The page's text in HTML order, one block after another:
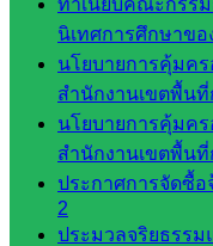
ทำเนียบคณะกรรม
นิเทศการศึกษาข
นโยบายการคุ้มค
สำนักงานเขตพื้น
นโยบายการคุ้มค
สำนักงานเขตพื้น
ประกาศการจัดซื้
2
ประมวลจริยธรรม
จัดการ
ศึกษา
กลุ่ม
บริหาร
งาน
บุคคล
กลุ่ม
พัฒนาครู